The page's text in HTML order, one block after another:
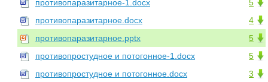
5
противопаразитарное-1.docx
4
противопаразитарное.docx
5
противопаразитарное.pptx
5
противопростудное и потогонное-1.docx
3
противопростудное и потогонное.docx